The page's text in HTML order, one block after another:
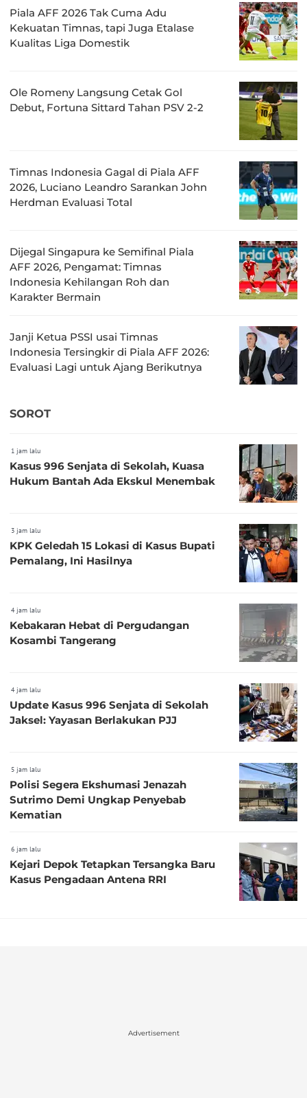
Piala AFF 2026 Tak Cuma Adu
Kekuatan Timnas, tapi Juga Etalase
Kualitas Liga Domestik
Ole Romeny Langsung Cetak Gol
Debut, Fortuna Sittard Tahan PSV 2-2
Timnas Indonesia Gagal di Piala AFF
2026, Luciano Leandro Sarankan John
Herdman Evaluasi Total
Dijegal Singapura ke Semifinal Piala
AFF 2026, Pengamat: Timnas
Indonesia Kehilangan Roh dan
Karakter Bermain
Janji Ketua PSSI usai Timnas
Indonesia Tersingkir di Piala AFF 2026:
Evaluasi Lagi untuk Ajang Berikutnya
SOROT
1 jam lalu
Kasus 996 Senjata di Sekolah, Kuasa
Hukum Bantah Ada Ekskul Menembak
3 jam lalu
KPK Geledah 15 Lokasi di Kasus Bupati
Pemalang, Ini Hasilnya
4 jam lalu
Kebakaran Hebat di Pergudangan
Kosambi Tangerang
4 jam lalu
Update Kasus 996 Senjata di Sekolah
Jaksel: Yayasan Berlakukan PJJ
5 jam lalu
Polisi Segera Ekshumasi Jenazah
Sutrimo Demi Ungkap Penyebab
Kematian
6 jam lalu
Kejari Depok Tetapkan Tersangka Baru
Kasus Pengadaan Antena RRI
Advertisement